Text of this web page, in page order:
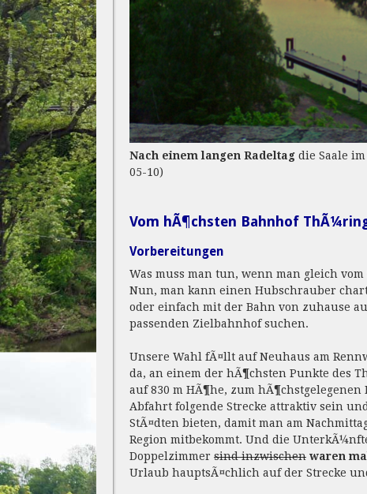
Nach einem langen Radeltagdie Saale
05-10)
Vom hÃ¶chsten Bahnhof
Vorbereitungen
Was muss man tun, wenn man gleich
Nun, man kann einen Hubschrauber
oder einfach mit der Bahn von zuhause
passenden Zielbahnhof suchen.
Unsere Wahl fÃ¤llt auf Neuhaus am
da, an einem der hÃ¶chsten Punkte des
auf 830 m HÃ¶he, zum
Abfahrt folgende Strecke attraktiv sein
StÃ¤dten bieten, damit man am
Region mitbekommt. Und die
Doppelzimmer sind inzwischen waren mal
Urlaub hauptsÃ¤chlich auf der Strecke